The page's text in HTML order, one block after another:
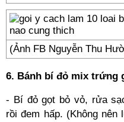
(Ảnh FB Nguyễn Thu
6. Bánh bí đỏ mix trứng
- Bí đỏ gọt bỏ vỏ, rửa
rồi đem hấp. (Không